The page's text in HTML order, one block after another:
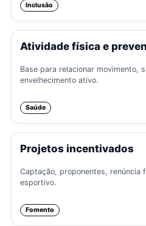
Inclusão
Atividade física e
Base para relacionar movimento,
envelhecimento ativo.
Saúde
Projetos incentivados
Captação, proponentes, renúncia
esportivo.
Fomento